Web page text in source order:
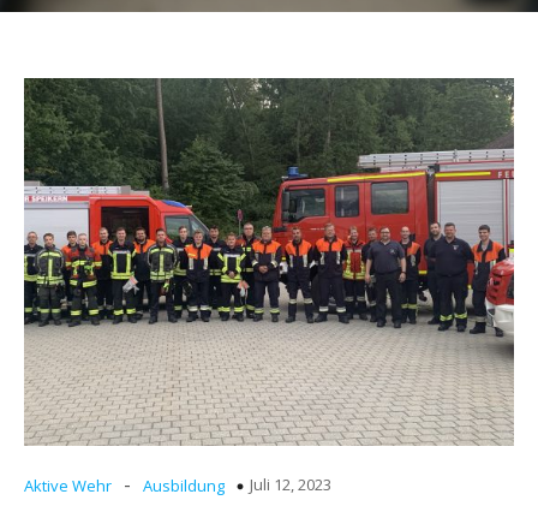
Aktive Wehr - Ausbildung Juli 12, 2023